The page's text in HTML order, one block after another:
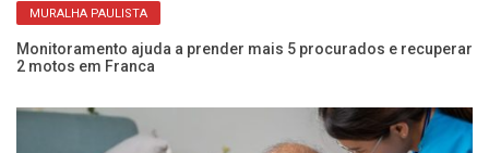
MURALHA PAULISTA
Monitoramento ajuda a prender mais 5 procurados e recuperar
2 motos em Franca